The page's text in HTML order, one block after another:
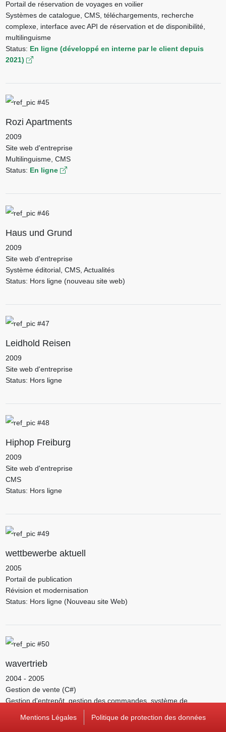
Portail de réservation de voyages en voilier
Systèmes de catalogue, CMS, téléchargements, recherche
complexe, interface avec API de réservation et de disponibilité,
multilinguisme
Status: En ligne (développé en interne par le client depuis
2021)
Rozi Apartments
2009
Site web d'entreprise
Multilinguisme, CMS
Status: En ligne
Haus und Grund
2009
Site web d'entreprise
Système éditorial, CMS, Actualités
Status: Hors ligne (nouveau site web)
Leidhold Reisen
2009
Site web d'entreprise
Status: Hors ligne
Hiphop Freiburg
2009
Site web d'entreprise
CMS
Status: Hors ligne
wettbewerbe aktuell
2005
Portail de publication
Révision et modernisation
Status: Hors ligne (Nouveau site Web)
wavertrieb
2004 - 2005
Gestion de vente (C#)
Gestion d'entrepôt, gestion des commandes, système de
facturation, relance, gestion du temps et des commandes, gestion
de la relation client, interface boutique, comptabilité automatique.
Mentions Légales Politique de protection des données